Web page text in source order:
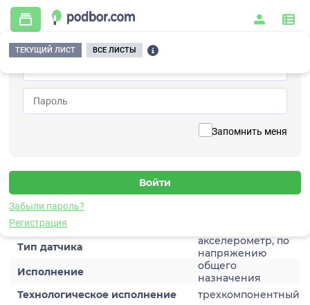
Запомнить меня
Забыли пароль?
Регистрация
ТЕКУЩИЙ ЛИСТ ВСЕ ЛИСТЫ
Главная / Контрольно-измерительные приборы и автоматика / Датчики /
Виброускорения / 1V159HC-5
Датчик виброускорения
Характеристики
Тип датчика
акселерометр, по
напряжению
Исполнение
общего
назначения
Технологическое исполнение
трехкомпонентный